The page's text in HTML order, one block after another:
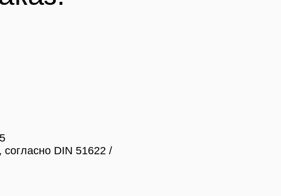
DIN 51622 /